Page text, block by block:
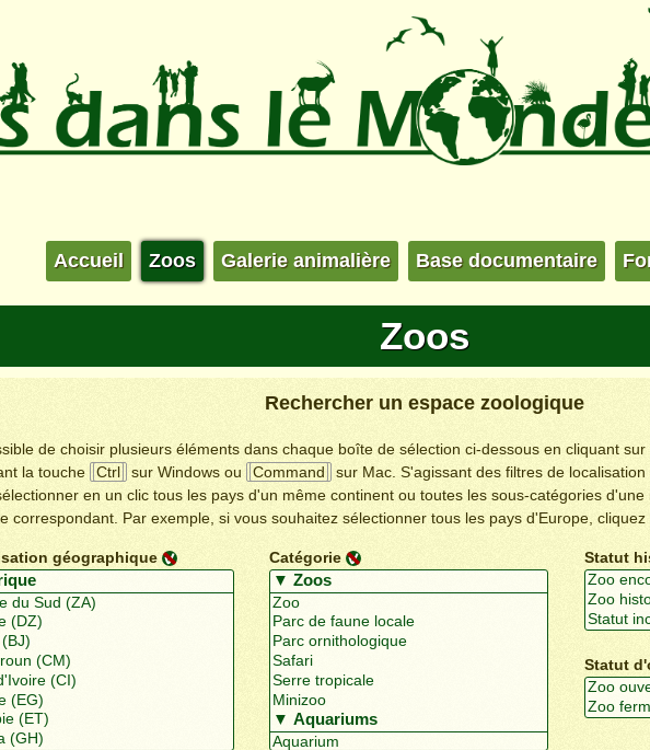
Accueil Zoos Galerie animalière Base documentaire
Zoos
Rechercher un espace zoologique
de choisir plusieurs éléments dans chaque boîte de sélection ci-dessous en cliquant
la touche
Ctrl sur Windows ou Command
sur Mac. S'agissant des filtres de
en un clic tous les pays d'un même continent ou toutes les sous-catégories
correspondant. Par exemple, si vous souhaitez sélectionner tous les pays d'Europe,
géographique Catégorie Statut
Statut